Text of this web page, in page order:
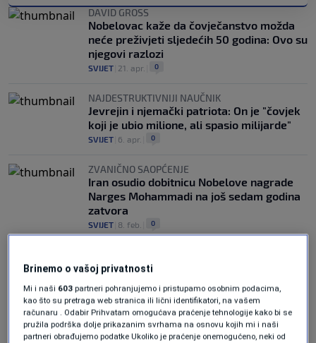
DAVID GROSS
Nobelovac kaže da čovječanstvo možda
neće preživjeti sljedećih 50 godina: Ovo su
njegovi razlozi
SVIJET 21. apr. 0
NAJDESTRUKTIVNIJI NAUČNIK
Jevrejin i njemački patriota: On je "čovjek
koji je ubio milione, ali spasio milijarde"
SVIJET 6. apr. 0
ZVANIČNO SAOPĆENJE
Iran osudio dobitnicu Nobelove nagrade
Narges Mohammadi na još sedam godina
zatvora
SVIJET 8. feb. 0
Oglas
Brinemo o vašoj privatnosti
Mi i naši 603 partneri pohranjujemo i pristupamo osobnim podacima,
kao što su pretraga web stranica ili lični identifikatori, na vašem
računaru . Odabir Prihvatam omogućava praćenje tehnologije kako bi se
pružila podrška dolje prikazanim svrhama na osnovu kojih mi i naši
partneri obrađujemo podatke Ukoliko je praćenje onemogućeno, neki od